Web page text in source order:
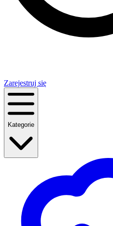
Zarejestruj się
Kategorie